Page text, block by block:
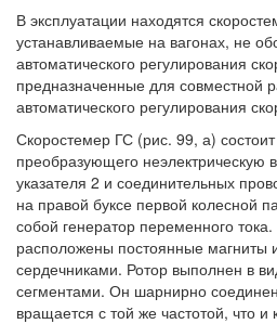
В эксплуатации находятся
устанавливаемые на вагонах, не
автоматического регулирования
предназначенные для совместной
автоматического регулирования
Скоростемер ГС (рис. 99, а) состоит
преобразующего неэлектрическую
указателя 2 и соединительных
на правой буксе первой колесной
собой генератор переменного
расположены постоянные магниты
сердечниками. Ротор выполнен в
сегментами. Он шарнирно
вращается с той же частотой, что и